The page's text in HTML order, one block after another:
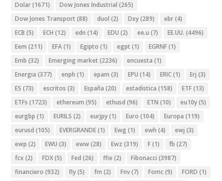
Dolar(1671) Dow Jones Industrial (265)
Dow Jones Transport (88) duol (2) Dxy(289) ebr(4)
ECB (5) ECH (12) edn (14) EDU (2) ee.u (7) EE.UU. (4496)
Eem (211) EFA(1) Egipto (1) egpt (1) EGRNF(1)
Emb (32) Emerging market (2236) encuesta (1)
Energia (377) enph (1) epam (3) EPU (14) ERIC(1) Erj (3)
ES (73) escritos (3) España (20) estadistica (158) ETF(13)
ETFs (1723) ethereum (95) ethusd (96) ETN (10) eu10y(5)
eurgbp (1) EURILS (2) eurjpy(1) Euro (104) Europa (119)
eurusd (105) EVERGRANDE(1) Ewg (1) ewh (4) ewj (3)
ewp (2) EWU (3) eww(28) Ewz (319) F(1) fb (27)
fcx (2) FDX(5) Fed (26) ffie (2) Fibonacci (3987)
financiero (932) fly(5) fm (2) Fnv(7) Fomc(9) FORD (1)